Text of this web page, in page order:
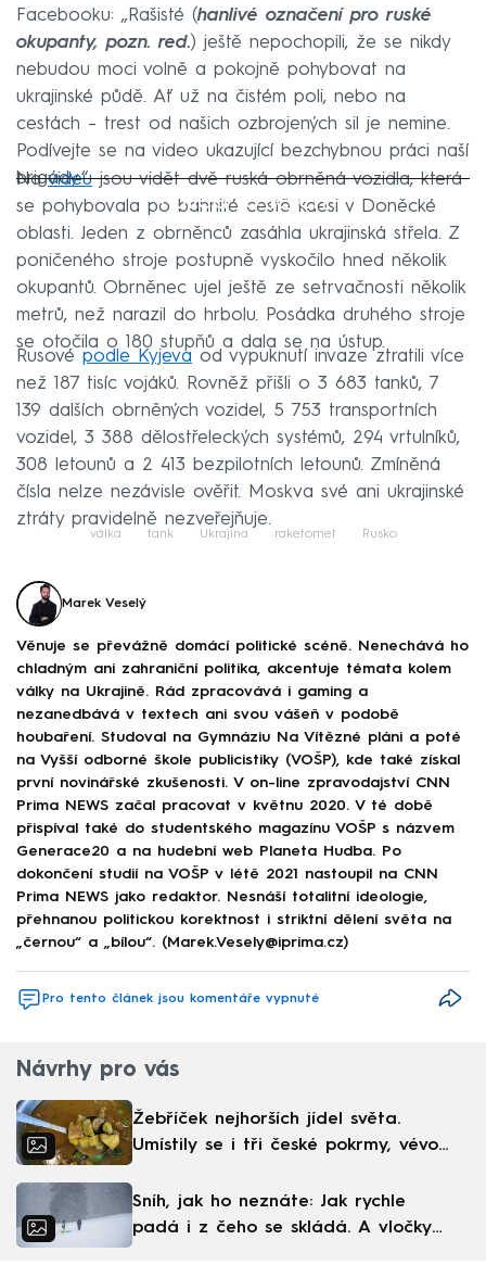
Facebooku: „Rašisté (hanlivé označení pro ruské
okupanty, pozn. red.) ještě nepochopili, že se nikdy
nebudou moci volně a pokojně pohybovat na
ukrajinské půdě. Ať už na čistém poli, nebo na
cestách – trest od našich ozbrojených sil je nemine.
Podívejte se na video ukazující bezchybnou práci naší
brigády.“
Failed to fetch
Navideujsou vidět dvě ruská obrněná vozidla, která
se pohybovala po bahnité cestě kdesi v Doněcké
oblasti. Jeden z obrněnců zasáhla ukrajinská střela. Z
poničeného stroje postupně vyskočilo hned několik
okupantů. Obrněnec ujel ještě ze setrvačnosti několik
metrů, než narazil do hrbolu. Posádka druhého stroje
se otočila o 180 stupňů a dala se na ústup.
Rusové podle Kyjeva od vypuknutí invaze ztratili více
než 187 tisíc vojáků. Rovněž přišli o 3 683 tanků, 7
139 dalších obrněných vozidel, 5 753 transportních
vozidel, 3 388 dělostřeleckých systémů, 294 vrtulníků,
308 letounů a 2 413 bezpilotních letounů. Zmíněná
čísla nelze nezávisle ověřit. Moskva své ani ukrajinské
ztráty pravidelně nezveřejňuje.
válka tank Ukrajina raketomet Rusko
Marek Veselý
Věnuje se převážně domácí politické scéně. Nenechává ho
chladným ani zahraniční politika, akcentuje témata kolem
války na Ukrajině. Rád zpracovává i gaming a
nezanedbává v textech ani svou vášeň v podobě
houbaření. Studoval na Gymnáziu Na Vítězné pláni a poté
na Vyšší odborné škole publicistiky (VOŠP), kde také získal
první novinářské zkušenosti. V on-line zpravodajství CNN
Prima NEWS začal pracovat v květnu 2020. V té době
přispíval také do studentského magazínu VOŠP s názvem
Generace20 a na hudební web Planeta Hudba. Po
dokončení studií na VOŠP v létě 2021 nastoupil na CNN
Prima NEWS jako redaktor. Nesnáší totalitní ideologie,
přehnanou politickou korektnost i striktní dělení světa na
„černou“ a „bílou“. (Marek.Vesely@iprima.cz)
Pro tento článek jsou komentáře vypnuté
Návrhy pro vás
Žebříček nejhorších jídel světa.
Umístily se i tři české pokrmy, vévodí
Sníh, jak ho neznáte: Jak rychle
padá i z čeho se skládá. A vločky